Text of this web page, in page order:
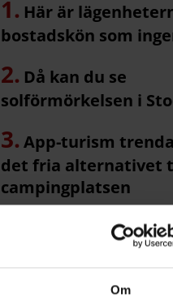
Om
Här är
bostadskön som
Då kan du se
solförmörkelsen i
App-turism
det fria alternativet
campingplatsen